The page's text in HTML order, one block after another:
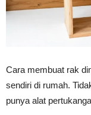
Vinyl
Kering,
Cara membuat rak
sendiri di rumah.
punya alat